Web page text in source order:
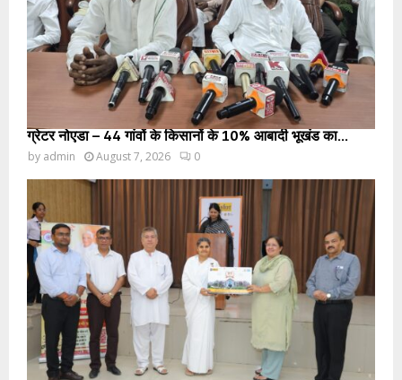
ग्रेटर नोएडा – 44 गांवों के किसानों के 10% आबादी भूखंड का...
by admin August 7, 2026 0